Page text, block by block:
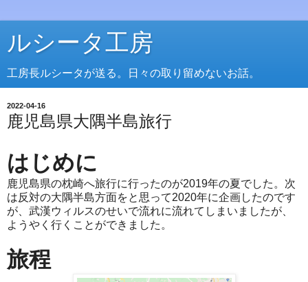
ルシータ工房
工房長ルシータが送る。日々の取り留めないお話。
2022-04-16
鹿児島県大隅半島旅行
はじめに
鹿児島県の枕崎へ旅行に行ったのが2019年の夏でした。次
は反対の大隅半島方面をと思って2020年に企画したのです
が、武漢ウィルスのせいで流れに流れてしまいましたが、
ようやく行くことができました。
旅程